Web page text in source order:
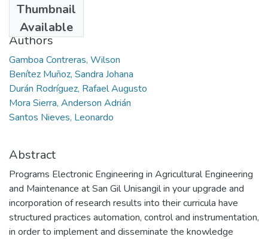
Thumbnail
Available
2013
Authors
Gamboa Contreras, Wilson
Benítez Muñoz, Sandra Johana
Durán Rodríguez, Rafael Augusto
Mora Sierra, Anderson Adrián
Santos Nieves, Leonardo
Abstract
Programs Electronic Engineering in Agricultural Engineering
and Maintenance at San Gil Unisangil in your upgrade and
incorporation of research results into their curricula have
structured practices automation, control and instrumentation,
in order to implement and disseminate the knowledge